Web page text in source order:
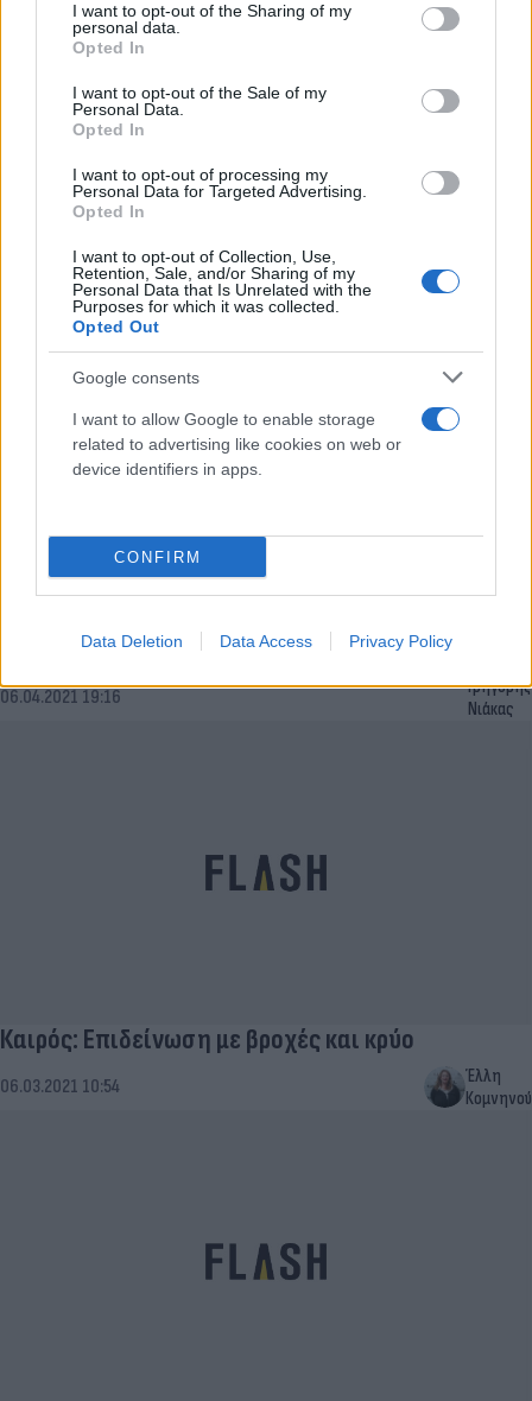
not limited to your visit or usage behaviour. You may click to
grant or deny consent to Google and its third-party tags to
use your data for below specified purposes in below Google
consent section.
I want to opt-out of the Sharing of my
personal data.
Opted In
I want to opt-out of the Sale of my
Personal Data.
Opted In
I want to opt-out of processing my
Personal Data for Targeted Advertising.
Opted In
I want to opt-out of Collection, Use,
Retention, Sale, and/or Sharing of my
Personal Data that Is Unrelated with the
Purposes for which it was collected.
Opted Out
Google consents
I want to allow Google to enable storage
related to advertising like cookies on web or
device identifiers in apps.
CONFIRM
Data Deletion Data Access Privacy Policy
Καιρός αύριο: Από τους 7 βαθμούς έως τους 33 -
Πού θα έχει κακοκαιρία [vids]
17.04.2021 20:30
Επιδείνωση καιρού: Έρχεται ψυχρή εισβολή από
06.04.2021 19:16
Γρηγόρης
Νιάκας
Καιρός: Επιδείνωση με βροχές και κρύο
06.03.2021 10:54
Έλλη
Κομνηνού